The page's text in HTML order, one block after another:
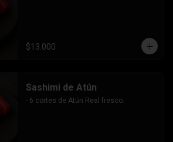
$13.000
Sashimi de Atún
- 6 cortes de Atún Real fresco.